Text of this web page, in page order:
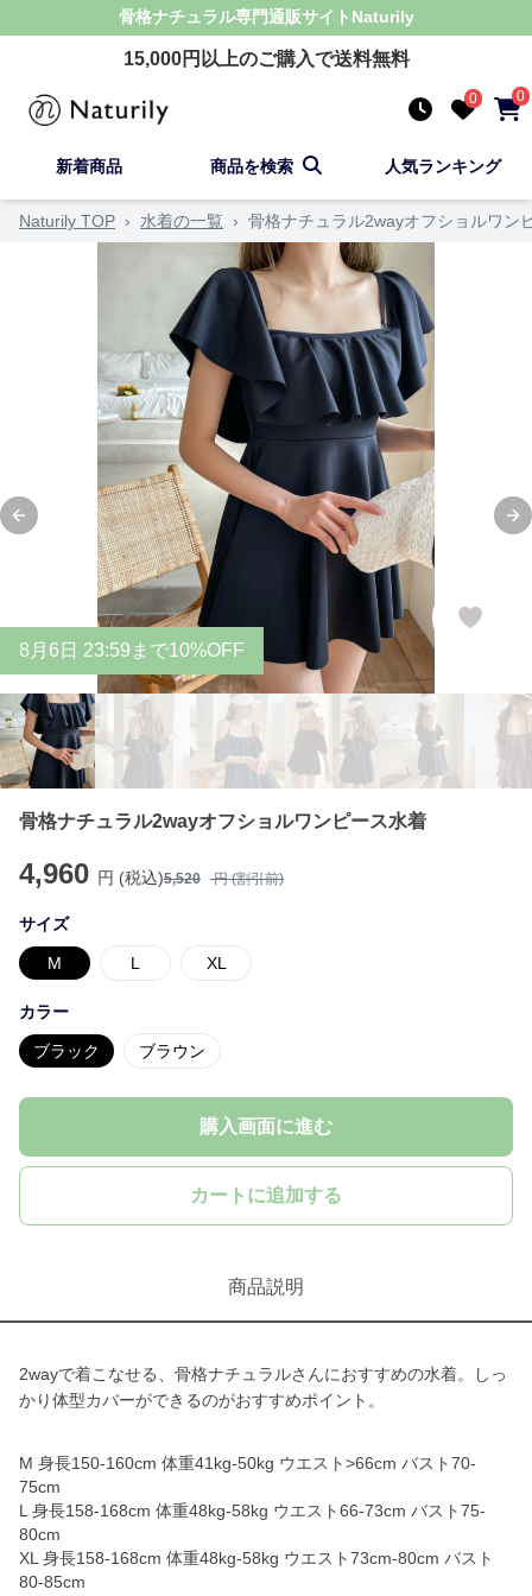
骨格ナチュラル専門通販サイト Naturily
15,000円以上のご購入で送料無料
0 0
新着商品 商品を検索 人気ランキング
Naturily TOP › 水着の一覧 › 骨格ナチュラル2wayオフショルワン
Previous slide
8 月 6 日 23:59まで10%OFF
骨格ナチュラル2wayオフショルワンピース水着
4,960 円 (税込)5,520 円 (割引前)
サイズ
M L XL
カラー
ブラック ブラウン
購入画面に進む
カートに追加する
商品説明
2wayで着こなせる、骨格ナチュラルさんにおすすめの水着。しっ
かり体型カバーができるのがおすすめポイント。
M 身長150-160cm 体重41kg-50kg ウエスト>66cm バスト70-
75cm
L 身長158-168cm 体重48kg-58kg ウエスト66-73cm バスト75-
80cm
XL 身長158-168cm 体重48kg-58kg ウエスト73cm-80cm バスト
80-85cm